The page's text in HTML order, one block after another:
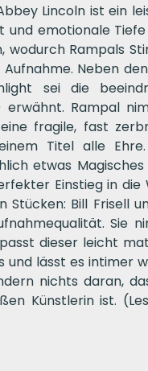
Lincoln ist ein
und emotionale
wodurch Rampals
Neben
sei die
erwähnt. Rampal
fragile, fast
Titel alle
etwas
Einstieg in die
Stücken: Bill Frisell
Sie
dieser leicht
lässt es intimer
nichts daran,
Künstlerin ist.